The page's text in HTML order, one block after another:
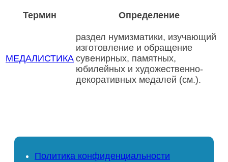
Термин Определение
МЕДАЛИСТИКА
раздел нумизматики, изучающий
изготовление и обращение
сувенирных, памятных,
юбилейных и художественно-
декоративных медалей (см.).
Политика конфиденциальности